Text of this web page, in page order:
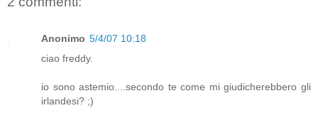
Anonimo 5/4/07 10:18
ciao freddy.
io sono astemio....secondo te come mi giudicherebbero gli
irlandesi? ;)